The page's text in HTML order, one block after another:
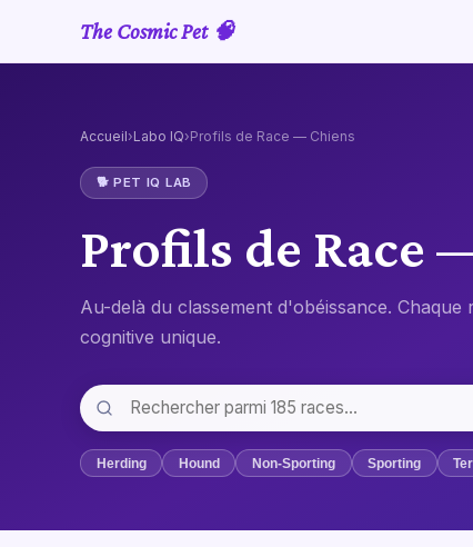
The Cosmic Pet 🧠
Accueil›Labo IQ›Profils de Race — Chiens
🐕 PET IQ LAB
Profils de Race
Au-delà du classement d'obéissance. Chaque
cognitive unique.
Herding Hound Non-Sporting Sporting